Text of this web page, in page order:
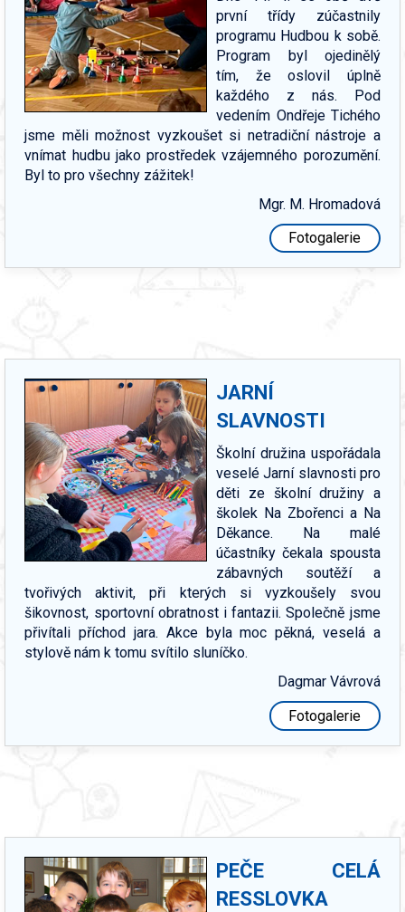
první třídy zúčastnily
programu Hudbou k sobě.
Program byl ojedinělý
tím, že oslovil úplně
každého z nás. Pod
vedením Ondřeje Tichého
jsme měli možnost vyzkoušet si netradiční nástroje a
vnímat hudbu jako prostředek vzájemného porozumění.
Byl to pro všechny zážitek!
Mgr. M. Hromadová
Fotogalerie
JARNÍ
SLAVNOSTI
Školní družina uspořádala
veselé Jarní slavnosti pro
děti ze školní družiny a
školek Na Zbořenci a Na
Děkance. Na malé
účastníky čekala spousta
zábavných soutěží a
tvořivých aktivit, při kterých si vyzkoušely svou
šikovnost, sportovní obratnost i fantazii. Společně jsme
přivítali příchod jara. Akce byla moc pěkná, veselá a
stylově nám k tomu svítilo sluníčko.
Dagmar Vávrová
Fotogalerie
PEČE CELÁ
RESSLOVKA